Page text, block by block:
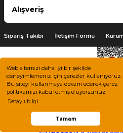
Web sitemizi daha iyi bir şekilde
deneyimlemeniz için çerezler kullanıyoruz.
Bu siteyi kullanmaya devam ederek çerez
politikamızı kabul etmiş oluyorsunuz.
Detaylı bilgi
Tamam
Alışveriş
Sipariş Takibi İletişim Formu
2025 © Tüm hakları saklıdır. Kredi kartı